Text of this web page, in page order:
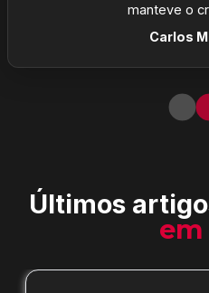
manteve o
Carlos
Últimos
em